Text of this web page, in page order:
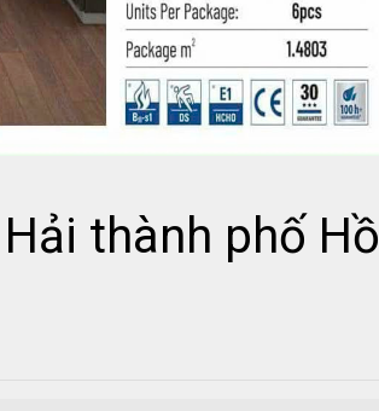
thành phố Hồ